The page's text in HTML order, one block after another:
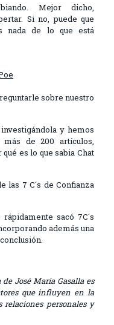
Mejor dicho,
Si no, puede que
nada de lo que está
sobre nuestro
y hemos
de 200 artículos,
es lo que sabia Chat
las 7 C´s de Confianza
sacó 7C´s
además una
de José María Gasalla es
que influyen en la
personales y